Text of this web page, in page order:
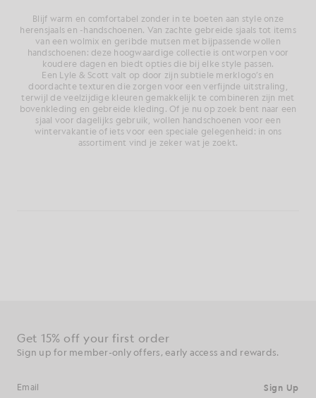
Blijf warm en comfortabel zonder in te boeten aan style onze
herensjaals en -handschoenen. Van zachte gebreide sjaals tot items
van een wolmix en geribde mutsen met bijpassende wollen
handschoenen: deze hoogwaardige collectie is ontworpen voor
koudere dagen en biedt opties die bij elke style passen.
Een Lyle & Scott valt op door zijn subtiele merklogo’s en
doordachte texturen die zorgen voor een verfijnde uitstraling,
terwijl de veelzijdige kleuren gemakkelijk te combineren zijn met
bovenkleding en gebreide kleding. Of je nu op zoek bent naar een
sjaal voor dagelijks gebruik, wollen handschoenen voor een
wintervakantie of iets voor een speciale gelegenheid: in ons
assortiment vind je zeker wat je zoekt.
toegang en beloningen.
E-mailadres